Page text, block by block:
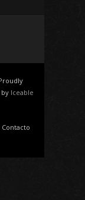
by Iceable
Contacto